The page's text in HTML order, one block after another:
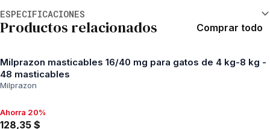
ESPECIFICACIONES
Productos relacionados Comprar todo
Milprazon masticables 16/40 mg para gatos de 4 kg-8 kg -
48 masticables
Milprazon
Ahorra 20%, 128,35 $
Ahorra 20%
128,35 $